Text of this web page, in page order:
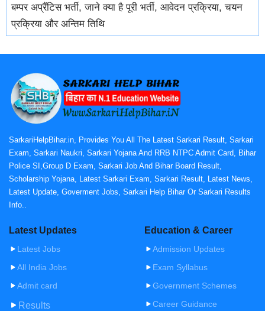
बम्पर अप्रैंटिस भर्ती, जाने क्या है पूरी भर्ती, आवेदन प्रक्रिया, चयन
प्रक्रिया और अन्तिम तिथि
SarkariHelpBihar.in, Provides You All The Latest Sarkari Result, Sarkari
Exam, Sarkari Naukri, Sarkari Yojana And RRB NTPC Admit Card, Bihar
Police SI,Group D Exam, Sarkari Job And Bihar Board Result,
Scholarship Yojana, Latest Sarkari Exam, Sarkari Result, Latest News,
Latest Update, Goverment Jobs, Sarkari Help Bihar Or Sarkari Results
Info..
Latest Updates
Latest Jobs
All India Jobs
Admit card
Results
Education & Career
Admission Updates
Exam Syllabus
Government Schemes
Career Guidance